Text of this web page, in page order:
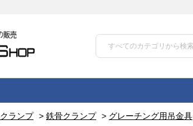
クランプ > 鉄骨クランプ > グレーチング用吊金具